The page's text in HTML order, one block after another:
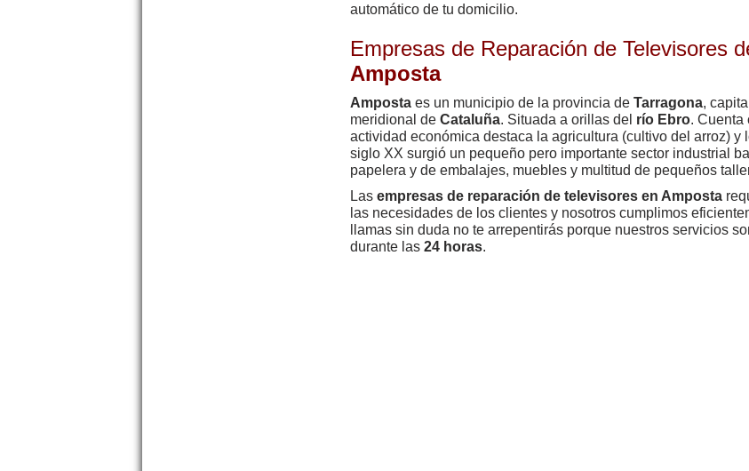
automático de tu domicilio.
Empresas de Reparación de Televisores
Amposta
Amposta es un municipio de la provincia de Tarragona,
meridional de Cataluña. Situada a orillas del río Ebro. Cuenta
actividad económica destaca la agricultura (cultivo del arroz) y
siglo XX surgió un pequeño pero importante sector industrial
papelera y de embalajes, muebles y multitud de pequeños
Las empresas de reparación de televisores en Amposta
las necesidades de los clientes y nosotros cumplimos
llamas sin duda no te arrepentirás porque nuestros servicios
durante las 24 horas.